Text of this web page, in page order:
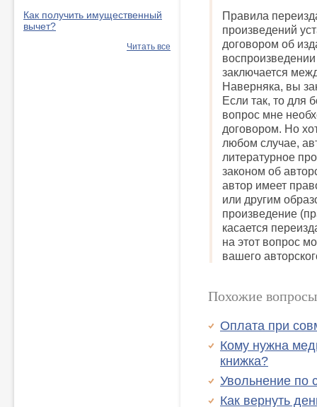
Правила
произведений
договором об
заключается
Наверняка, вы
Если так, то для
вопрос мне
договором. Но
любом случае,
литературное
законом об
автор имеет
или другим
произведение
касается
на этот вопрос
вашего
Похожие вопросы
Оплата при
Кому нужна
книжка?
Увольнение по
Как вернуть
Как получить имущественный
вычет?
Читать все